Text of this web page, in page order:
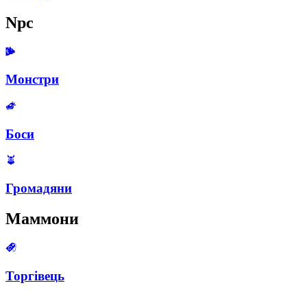
Npc
Монстри
Боси
Громадяни
Маммони
Торгівець